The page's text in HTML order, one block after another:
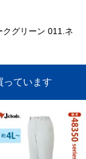
グリーン 011.ネ
っています